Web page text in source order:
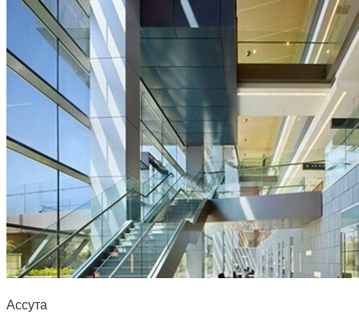
Ассута